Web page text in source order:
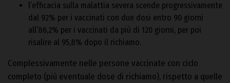
l’efficacia sulla malattia severa scende progressivamente
dal 92% per i vaccinati con due dosi entro 90 giorni
all’86,2% per i vaccinati da più di 120 giorni, per poi
risalire al 95,8% dopo il richiamo.
Complessivamente nelle persone vaccinate con ciclo
completo (più eventuale dose di richiamo), rispetto a quelle